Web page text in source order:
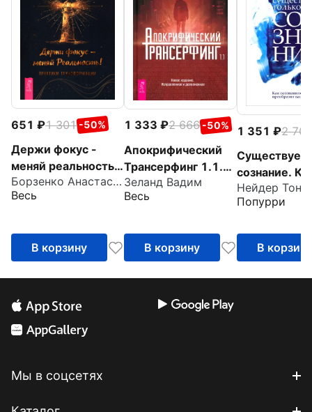
651 1 301 -50%
Держи фокус -
меняй реальность!
Практики
трансформации
Борзенко Анастасия
Весь
В корзину
1 333 2 666 -50%
Апокрифический
Трансерфинг 1.1.
Новое издание
Зеланд Вадим
Весь
В корзину
1 351
2 701
Существует
сознание.
преобразит
Нейдер Тони
Попурри
В корзину
Мы в соцсетях